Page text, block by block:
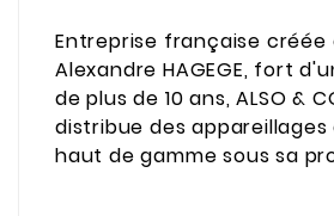
Entreprise française créée
Alexandre HAGEGE, fort
de plus de 10 ans, ALSO &
distribue des
haut de gamme sous sa